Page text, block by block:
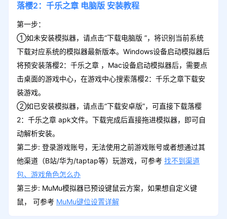
落樱2：千乐之章 电脑版 安装教程
第一步：
①如未安装模拟器，请点击“下载电脑版 ”，将识别当前系统
下载对应系统的模拟器最新版本。Windows设备启动模拟器后
将预安装落樱2：千乐之章 ，Mac设备启动模拟器后，需要点
击桌面的游戏中心，在游戏中心搜索落樱2：千乐之章下载安
装游戏。
②如已安装模拟器，请点击“下载安卓版”，可直接下载落樱
2：千乐之章 apk文件。下载完成后直接拖进模拟器，即可自
动解析安装。
第二步: 登录游戏账号，无法使用之前游戏账号或者想通过其
他渠道（B站/华为/taptap等）玩游戏，可参考 找不到渠道
包、游戏角色怎么办
第三步: MuMu模拟器已预设键鼠云方案，如果想自定义键
鼠， 可参考 MuMu键位设置详解